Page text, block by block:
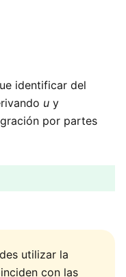
identificar del
u y
por partes
utilizar la
con las